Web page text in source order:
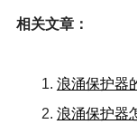
相关文章：
1. 浪涌保护器
2. 浪涌保护器